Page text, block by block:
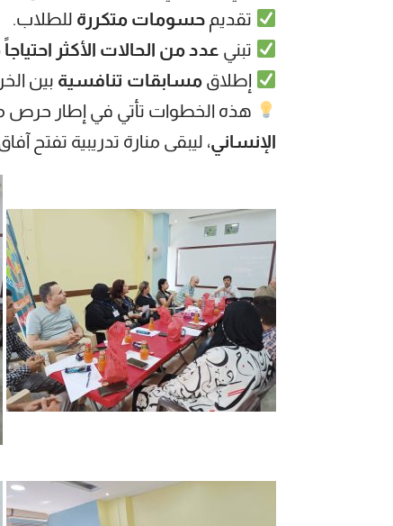
تقديم حسومات متكررة للطلاب.
تبني عدد من الحالات الأكثر احتياجاً
إطلاق مسابقات تنافسية بين
هذه الخطوات تأتي في إطار حرص
الإنساني، ليبقى منارة تدريبية تفتح